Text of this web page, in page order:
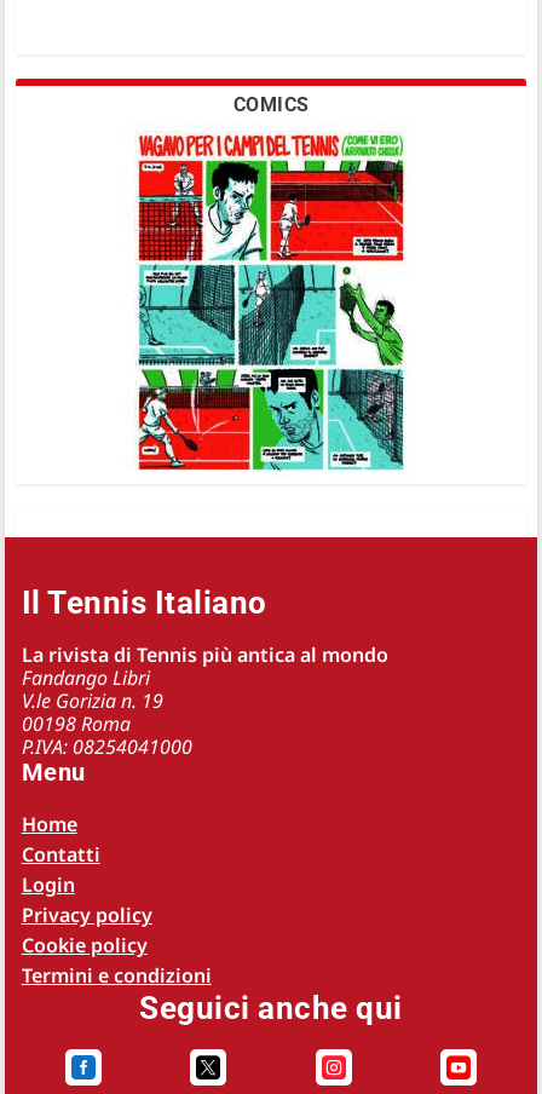
COMICS
Il Tennis Italiano
La rivista di Tennis più antica al mondo
Fandango Libri
V.le Gorizia n. 19
00198 Roma
P.IVA: 08254041000
Menu
Home
Contatti
Login
Privacy policy
Cookie policy
Termini e condizioni
Seguici anche qui
   